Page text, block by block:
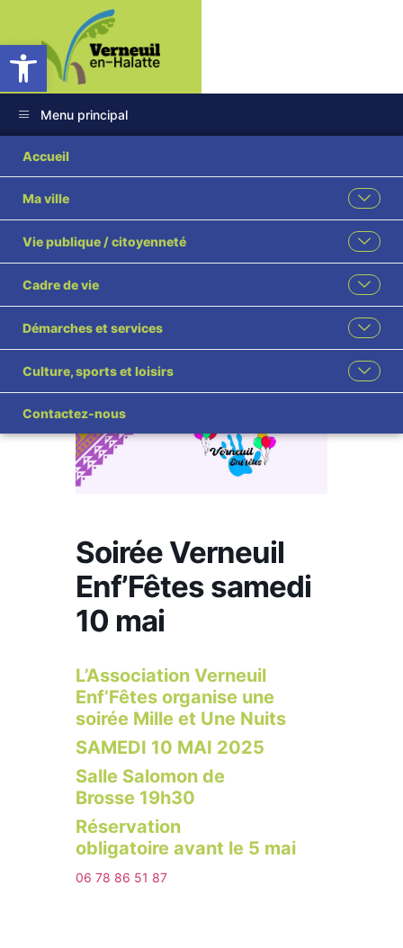
Ouvrir la barre d’outils
Menu principal
Accueil
Ma ville
Vie publique / citoyenneté
Cadre de vie
Démarches et services
Culture, sports et loisirs
Contactez-nous
Soirée Verneuil
Enf’Fêtes samedi
10 mai
L’Association Verneuil
Enf’Fêtes organise une
soirée Mille et Une Nuits
SAMEDI 10 MAI 2025
Salle Salomon de
Brosse 19h30
Réservation
obligatoire avant le 5 mai
06 78 86 51 87